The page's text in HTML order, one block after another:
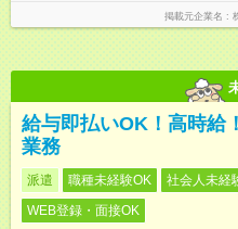
掲載元企業名
給与即払いOK！高時給
業務
派遣 職種未経験OK 社会人未経
WEB登録・面接OK